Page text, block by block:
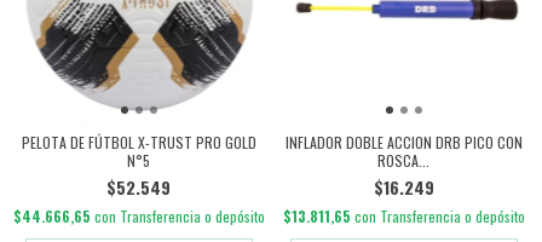
PELOTA DE FÚTBOL X-TRUST PRO GOLD
N°5
$52.549
$44.666,65 con Transferencia o depósito
INFLADOR DOBLE ACCION DRB PICO CON
ROSCA...
$16.249
$13.811,65 con Transferencia o depósito